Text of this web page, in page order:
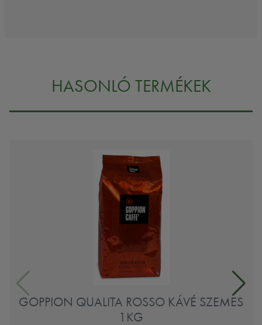
HASONLÓ TERMÉKEK
GOPPION QUALITA ROSSO KÁVÉ SZEMES
1KG